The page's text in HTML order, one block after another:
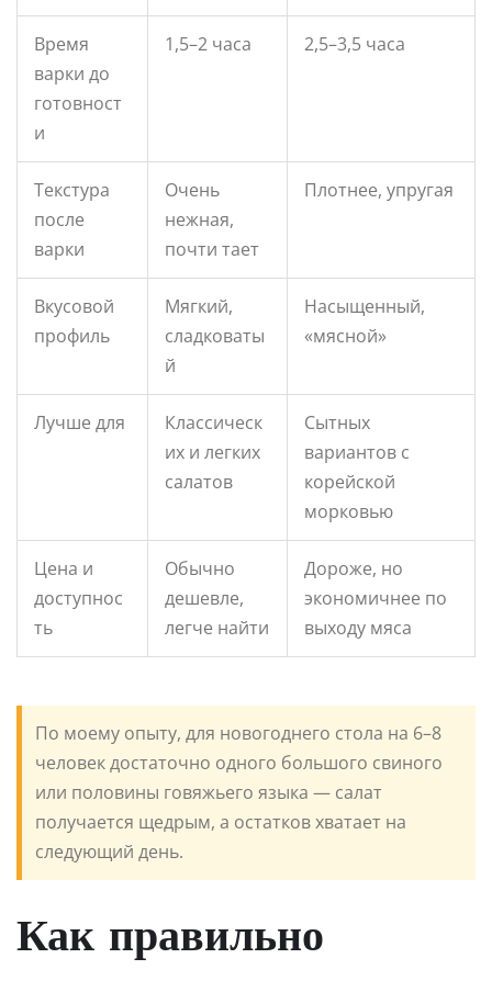
Время
варки до
готовност
и
1,5–2 часа 2,5–3,5 часа
Текстура
после
варки
Очень
нежная,
почти тает
Плотнее, упругая
Вкусовой
профиль
Мягкий,
сладковаты
й
Насыщенный,
«мясной»
Лучше для
Классическ
их и легких
салатов
Сытных
вариантов с
корейской
морковью
Цена и
доступнос
ть
Обычно
дешевле,
легче найти
Дороже, но
экономичнее по
выходу мяса
По моему опыту, для новогоднего стола на 6–8
человек достаточно одного большого свиного
или половины говяжьего языка — салат
получается щедрым, а остатков хватает на
следующий день.
Как правильно